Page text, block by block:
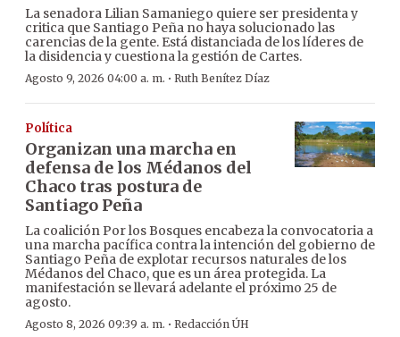
La senadora Lilian Samaniego quiere ser presidenta y
critica que Santiago Peña no haya solucionado las
carencias de la gente. Está distanciada de los líderes de
la disidencia y cuestiona la gestión de Cartes.
Agosto 9, 2026 04:00 a. m. · Ruth Benítez Díaz
Política
Organizan una marcha en
defensa de los Médanos del
Chaco tras postura de
Santiago Peña
La coalición Por los Bosques encabeza la convocatoria a
una marcha pacífica contra la intención del gobierno de
Santiago Peña de explotar recursos naturales de los
Médanos del Chaco, que es un área protegida. La
manifestación se llevará adelante el próximo 25 de
agosto.
Agosto 8, 2026 09:39 a. m. · Redacción ÚH